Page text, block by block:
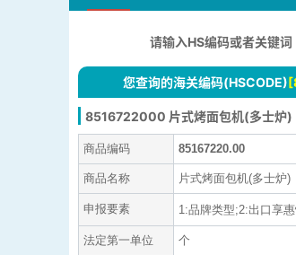
请输入HS编码或者关键词
您查询的海关编码(HSCODE)
8516722000 片式烤面包机(多士炉)
商品编码 85167220.00
商品名称 片式烤面包机(多士炉)
申报要素 1:品牌类型;2:出口享
法定第一单位 个